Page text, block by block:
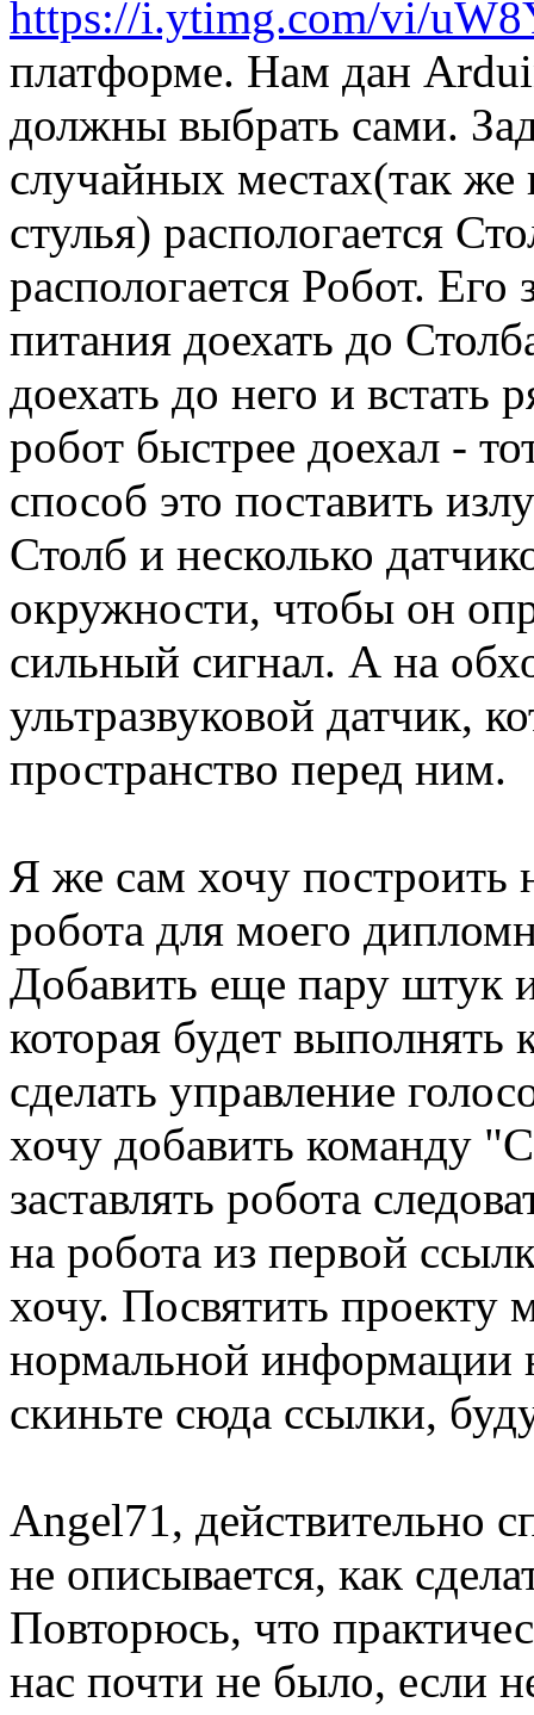
https://i.ytimg.com/vi/
платформе. Нам дан
должны выбрать сами.
случайных местах(так же
стулья) распологается
распологается Робот.
питания доехать до
доехать до него и
робот быстрее доехал -
способ это поставить
Столб и несколько
окружности, чтобы он
сильный сигнал. А на
ультразвуковой датчик,
пространство перед ним.
Я же сам хочу
робота для моего
Добавить еще пару штук
которая будет
сделать управление
хочу добавить команду
заставлять робота
на робота из первой
хочу. Посвятить проекту
нормальной информации
скиньте сюда ссылки,
Angel71, действительно
не описывается, как
Повторюсь, что
нас почти не было, если